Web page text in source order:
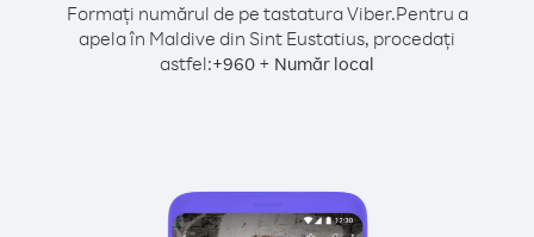
Formați numărul de pe tastatura Viber.Pentru a
apela în Maldive din Sint Eustatius, procedați
astfel:+960 + Număr local